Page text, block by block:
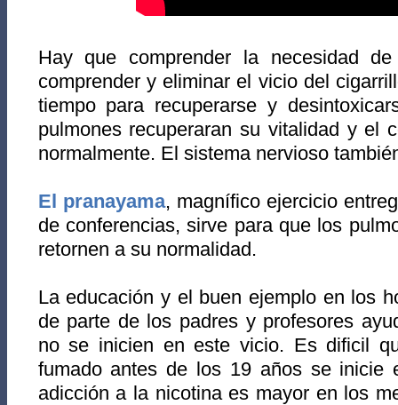
Hay que comprender la necesidad
comprender y eliminar el vicio del
tiempo para recuperarse y
pulmones recuperaran su vitalidad y el
normalmente. El sistema nervioso
El pranayama, magnífico ejercicio
de conferencias, sirve para que los
retornen a su normalidad.
La educación y el buen ejemplo en los
de parte de los padres y profesores
no se inicien en este vicio. Es dificil
fumado antes de los 19 años se inicie
adicción a la nicotina es mayor en los